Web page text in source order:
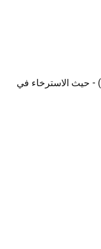
- حيث الاسترخاء في